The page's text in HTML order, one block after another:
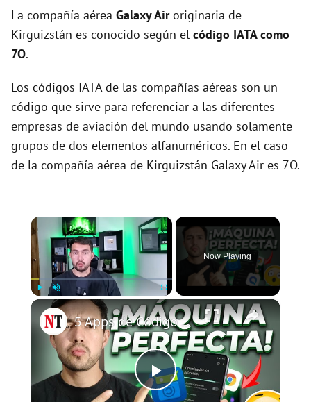
La compañía aérea Galaxy Airoriginaria de
Kirguizstán es conocido según el código IATA como
7O.
Los códigos IATA de las compañías aéreas son un
código que sirve para referenciar a las diferentes
empresas de aviación del mundo usando solamente
grupos de dos elementos alfanuméricos. En el caso
de la compañía aérea de Kirguizstán Galaxy Air es 7O.
×
Unmute Fullscreen
Now Playing
×
P
5 Apps de Código Abierto que Transforman tu Android en una Máquina Perfecta